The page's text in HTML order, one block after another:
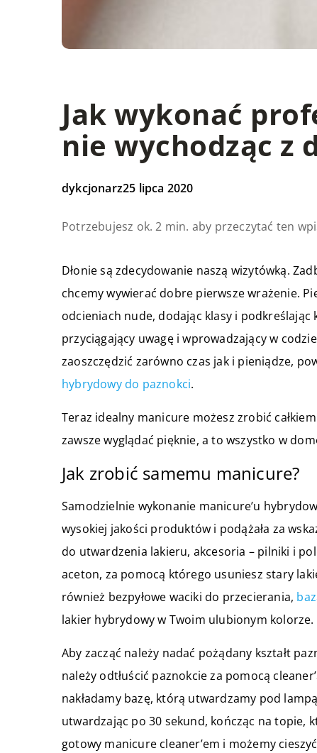
Jak wykonać
nie wychodząc z
dykcjonarz25 lipca 2020
Potrzebujesz ok. 2 min. aby przeczytać ten
Dłonie są zdecydowanie naszą wizytówką.
chcemy wywierać dobre pierwsze wrażenie.
odcieniach nude, dodając klasy i
przyciągający uwagę i wprowadzający w
zaoszczędzić zarówno czas jak i pieniądze,
hybrydowy do paznokci.
Teraz idealny manicure możesz zrobić
zawsze wyglądać pięknie, a to wszystko w
Jak zrobić samemu manicure?
Samodzielnie wykonanie manicure’u
wysokiej jakości produktów i podążała za
do utwardzenia lakieru, akcesoria – pilniki i
aceton, za pomocą którego usuniesz stary
również bezpyłowe waciki do przecierania,
lakier hybrydowy w Twoim ulubionym kolorze.
Aby zacząć należy nadać pożądany kształt
należy odtłuścić paznokcie za pomocą
nakładamy bazę, którą utwardzamy pod
utwardzając po 30 sekund, kończąc na topie,
gotowy manicure cleaner’em i możemy